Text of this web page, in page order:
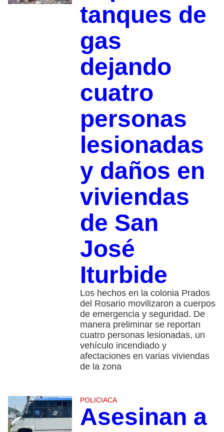
tanques de
gas
dejando
cuatro
personas
lesionadas
y daños en
viviendas
de San
José
Iturbide
Los hechos en la colonia Prados
del Rosario movilizaron a cuerpos
de emergencia y seguridad. De
manera preliminar se reportan
cuatro personas lesionadas, un
vehículo incendiado y
afectaciones en varias viviendas
de la zona
POLICIACA
Asesinan a